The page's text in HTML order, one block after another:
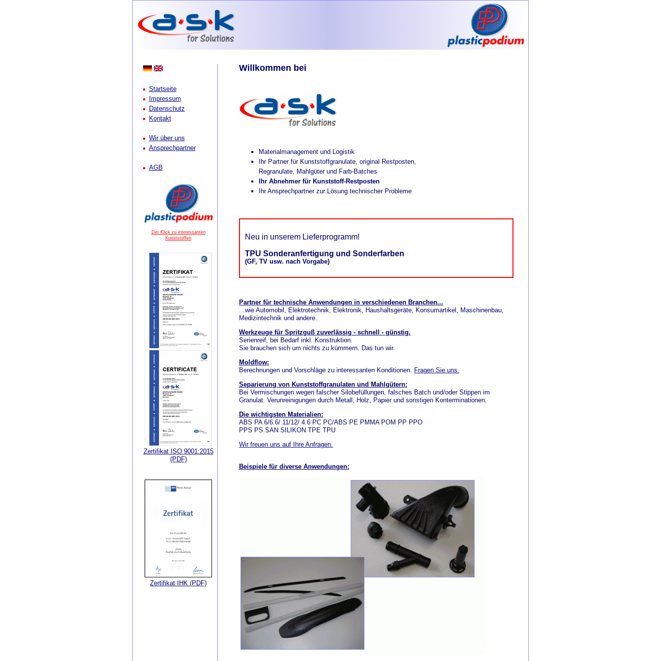
Startseite
Impressum
Datenschutz
Kontakt
Wir über uns
Ansprechpartner
AGB
Der Klick zu interessanten
Kunststoffen
Zertifikat ISO 9001:2015
(PDF)
Zertifikat IHK (PDF)
Willkommen bei
Materialmanagement und Logistik
Ihr Partner für Kunststoffgranulate, original Restposten,
Regranulate, Mahlgüter und Farb-Batches
Ihr Abnehmer für Kunststoff-Restposten
Ihr Ansprechpartner zur Lösung technischer Probleme
Neu in unserem Lieferprogramm!
TPU Sonderanfertigung und Sonderfarben
(GF, TV usw. nach Vorgabe)
Partner für technische Anwendungen in verschiedenen Branchen...
...wie Automobil, Elektrotechnik, Elektronik, Haushaltsgeräte, Konsumartikel, Maschinenbau,
Medizintechnik und andere.
Werkzeuge für Spritzguß zuverlässig - schnell - günstig.
Serienreif, bei Bedarf inkl. Konstruktion.
Sie brauchen sich um nichts zu kümmern. Das tun wir.
Moldflow:
Berechnungen und Vorschläge zu interessanten Konditionen.
Fragen Sie uns.
Separierung von Kunststoffgranulaten und Mahlgütern:
Bei Vermischungen wegen falscher Silobefüllungen, falsches Batch und/oder Stippen im
Granulat. Verunreinigungen durch Metall, Holz, Papier und sonstigen Konterminationen.
Die wichtigsten Materialien:
ABS PA 6/6.6/ 11/12/ 4.6 PC PC/ABS PE PMMA POM PP PPO
PPS PS SAN SILIKON TPE TPU
Wir freuen uns auf Ihre Anfragen.
Beispiele für diverse Anwendungen: